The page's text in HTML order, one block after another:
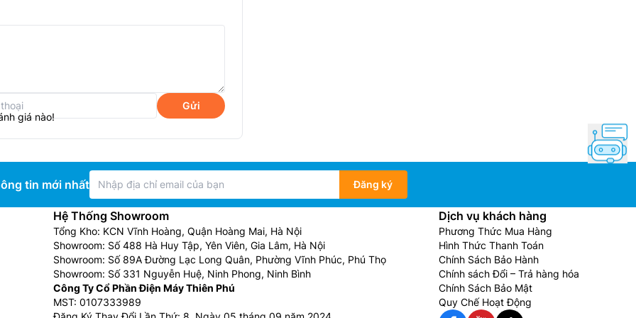
cảm ứng rất dễ sử dụng, cùng với đó
dể dàng và nhanh chóng hơn.
Gửi
giá nào!
tin mới nhất Đăng ký
Hệ Thống Showroom
Tổng Kho: KCN Vĩnh Hoàng, Quận Hoàng Mai, Hà Nội
Showroom: Số 488 Hà Huy Tập, Yên Viên, Gia Lâm, Hà Nội
Showroom: Số 89A Đường Lạc Long Quân, Phường Vĩnh Phúc, Phú Thọ
Showroom: Số 331 Nguyễn Huệ, Ninh Phong, Ninh Bình
Công Ty Cổ Phần Điện Máy Thiên Phú
MST: 0107333989
Dịch vụ khách hàng
Phương Thức Mua Hàng
Hình Thức Thanh Toán
Chính Sách Bảo Hành
Chính sách Đổi – Trả hàng hóa
Chính Sách Bảo Mật
Quy Chế Hoạt Động